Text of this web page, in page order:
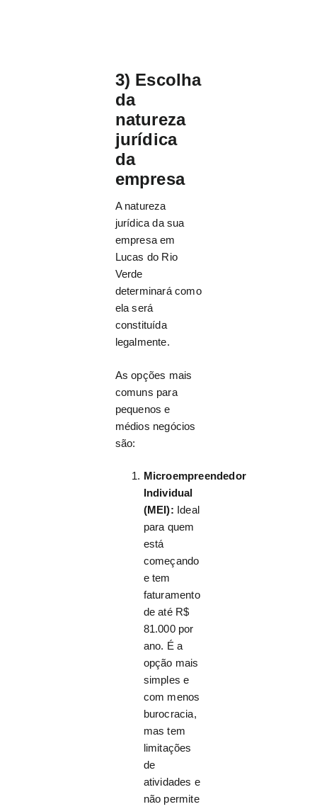
3) Escolha
da
natureza
jurídica
da
empresa
A natureza
jurídica da sua
empresa em
Lucas do Rio
Verde
determinará como
ela será
constituída
legalmente.
As opções mais
comuns para
pequenos e
médios negócios
são:
Microempreendedor
Individual
(MEI): Ideal
para quem
está
começando
e tem
faturamento
de até R$
81.000 por
ano. É a
opção mais
simples e
com menos
burocracia,
mas tem
limitações
de
atividades e
não permite